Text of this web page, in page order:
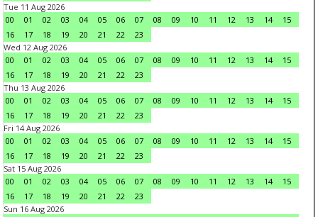
Tue 11 Aug 2026
00
01 02 03 04 05 06 07 08 09 10 11 12 13 14
15
16
17 18 19 20 21 22
23
Wed 12 Aug 2026
00
01 02 03 04 05 06 07 08 09 10 11 12 13 14
15
16
17 18 19 20 21 22
23
Thu 13 Aug 2026
00
01 02 03 04 05 06 07 08 09 10 11 12 13 14
15
16
17 18 19 20 21 22
23
Fri 14 Aug 2026
00
01 02 03 04 05 06 07 08 09 10 11 12 13 14
15
16
17 18 19 20 21 22
23
Sat 15 Aug 2026
00
01 02 03 04 05 06 07 08 09 10 11 12 13 14
15
16
17 18 19 20 21 22
23
Sun 16 Aug 2026